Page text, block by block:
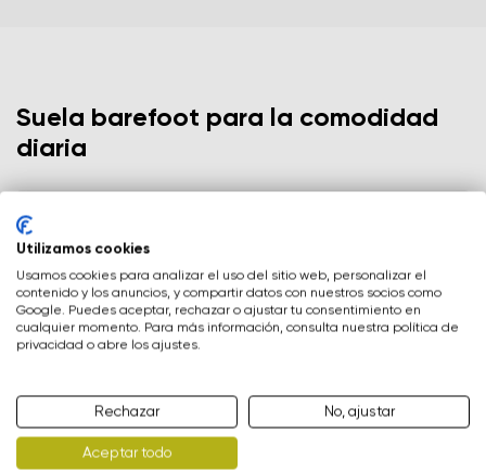
Selecciona un idioma
Suela barefoot para la comodidad
diaria
Barebarics - PowerGrip
Grosor:
Tu email
Variante
Pregunta
Evaluación de texto
Clasificación
Utilizamos cookies
Usamos cookies para analizar el uso del sitio web, personalizar el
contenido y los anuncios, y compartir datos con nuestros socios como
Google. Puedes aceptar, rechazar o ajustar tu consentimiento en
cualquier momento. Para más información, consulta nuestra política de
privacidad o abre los ajustes.
Rechazar No, ajustar
Aceptar todo